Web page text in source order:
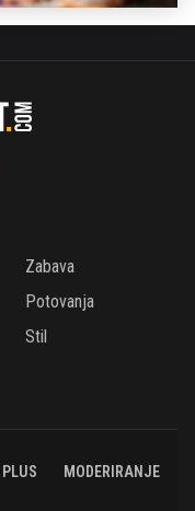
Zabava
Potovanja
Stil
PLUS MODERIRANJE